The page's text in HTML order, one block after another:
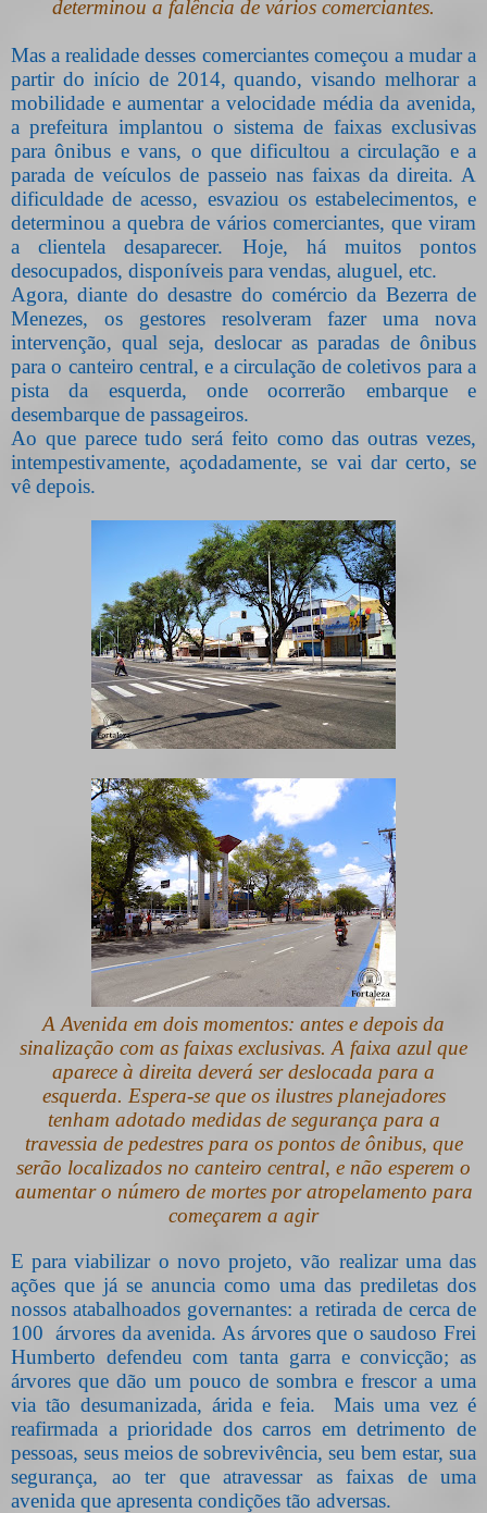
determinou a falência de vários comerciantes.
Mas a realidade desses comerciantes começou a mudar a
partir do início de 2014, quando, visando melhorar a
mobilidade e aumentar a velocidade média da avenida,
a prefeitura implantou o sistema de faixas exclusivas
para ônibus e vans, o que dificultou a circulação e a
parada de veículos de passeio nas faixas da direita. A
dificuldade de acesso, esvaziou os estabelecimentos, e
determinou a quebra de vários comerciantes, que viram
a clientela desaparecer. Hoje, há muitos pontos
desocupados, disponíveis para vendas, aluguel, etc.
Agora, diante do desastre do comércio da Bezerra de
Menezes, os gestores resolveram fazer uma nova
intervenção, qual seja, deslocar as paradas de ônibus
para o canteiro central, e a circulação de coletivos para a
pista da esquerda, onde ocorrerão embarque e
desembarque de passageiros.
Ao que parece tudo será feito como das outras vezes,
intempestivamente, açodadamente, se vai dar certo, se
vê depois.
A Avenida em dois momentos: antes e depois da
sinalização com as faixas exclusivas. A faixa azul que
aparece à direita deverá ser deslocada para a
esquerda. Espera-se que os ilustres planejadores
tenham adotado medidas de segurança para a
travessia de pedestres para os pontos de ônibus, que
serão localizados no canteiro central, e não esperem o
aumentar o número de mortes por atropelamento para
começarem a agir
E para viabilizar o novo projeto, vão realizar uma das
ações que já se anuncia como uma das prediletas dos
nossos atabalhoados governantes: a retirada de cerca de
100 árvores da avenida. As árvores que o saudoso Frei
Humberto defendeu com tanta garra e convicção; as
árvores que dão um pouco de sombra e frescor a uma
via tão desumanizada, árida e feia.
Mais uma vez é
reafirmada a prioridade dos carros em detrimento de
pessoas, seus meios de sobrevivência, seu bem estar, sua
segurança, ao ter que atravessar as faixas de uma
avenida que apresenta condições tão adversas.